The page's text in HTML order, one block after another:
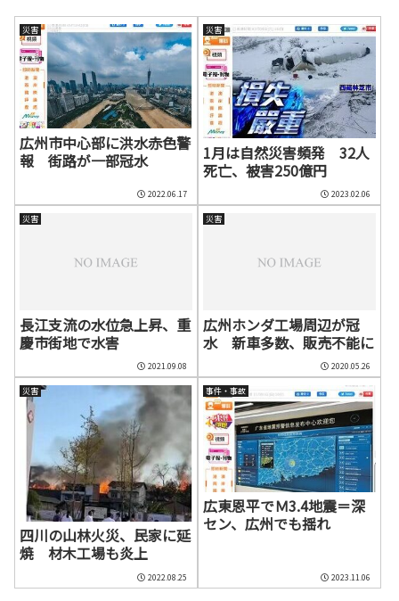
災害
広州市中心部に洪水赤色警
報 街路が一部冠水
2022.06.17
災害
1月は自然災害頻発 32人
死亡、被害250億円
2023.02.06
災害
長江支流の水位急上昇、重
慶市街地で水害
2021.09.08
災害
広州ホンダ工場周辺が冠
水 新車多数、販売不能に
2020.05.26
災害
四川の山林火災、民家に延
焼 材木工場も炎上
2022.08.25
事件・事故
広東恩平でＭ3.4地震＝深
セン、広州でも揺れ
2023.11.06